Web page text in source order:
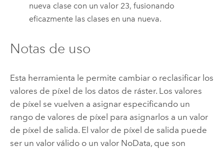
nueva clase con un valor 23, fusionando
eficazmente las clases en una nueva.
Notas de uso
Esta herramienta le permite cambiar o reclasificar los
valores de píxel de los datos de ráster. Los valores
de píxel se vuelven a asignar especificando un
rango de valores de píxel para asignarlos a un valor
de píxel de salida. El valor de píxel de salida puede
ser un valor válido o un valor NoData, que son